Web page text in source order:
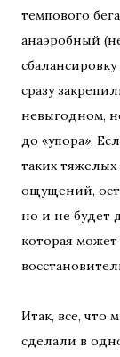
темпового
анаэробный
сразу
невыгодном,
до «упора».
таких
ощущений,
но и не будет
которая может
Итак, все, что
сделали в